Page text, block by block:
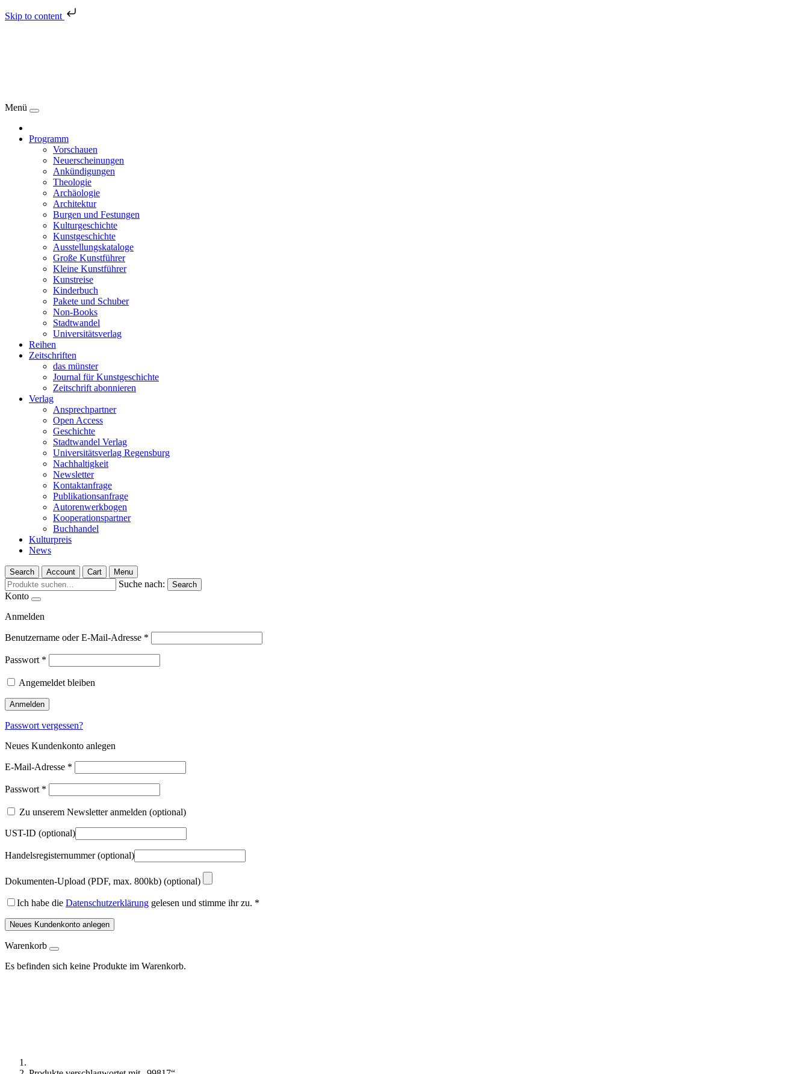
Skip to content
Menü
Programm
Vorschauen
Neuerscheinungen
Ankündigungen
Theologie
Archäologie
Architektur
Burgen und Festungen
Kulturgeschichte
Kunstgeschichte
Ausstellungskataloge
Große Kunstführer
Kleine Kunstführer
Kunstreise
Kinderbuch
Pakete und Schuber
Non-Books
Stadtwandel
Universitätsverlag
Reihen
Zeitschriften
das münster
Journal für Kunstgeschichte
Zeitschrift abonnieren
Verlag
Ansprechpartner
Open Access
Geschichte
Stadtwandel Verlag
Universitätsverlag Regensburg
Nachhaltigkeit
Newsletter
Kontaktanfrage
Publikationsanfrage
Autorenwerkbogen
Kooperationspartner
Buchhandel
Kulturpreis
News
Search Account Cart Menu
Suche nach: Search
Konto
Anmelden
Benutzername oder E-Mail-Adresse *
Passwort *
Angemeldet bleiben
Anmelden
Passwort vergessen?
Neues Kundenkonto anlegen
E-Mail-Adresse *
Passwort *
Zu unserem Newsletter anmelden (optional)
UST-ID (optional)
Handelsregisternummer(optional)
Dokumenten-Upload (PDF, max. 800kb) (optional)
Ich habe die Datenschutzerklärung gelesen und stimme ihr zu. *
Neues Kundenkonto anlegen
Warenkorb
Es befinden sich keine Produkte im Warenkorb.